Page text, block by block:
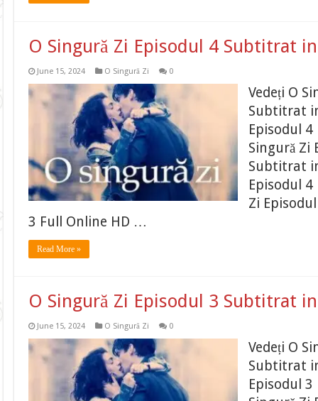
O Singură Zi Episodul 4 Subtitrat
June 15, 2024 O Singură Zi 0
Vedeți O
Subtitrat
Episodul 4
Singură Zi
Subtitrat
Episodul 4
Zi
3 Full Online HD …
Read More »
O Singură Zi Episodul 3 Subtitrat
June 15, 2024 O Singură Zi 0
Vedeți O
Subtitrat
Episodul 3